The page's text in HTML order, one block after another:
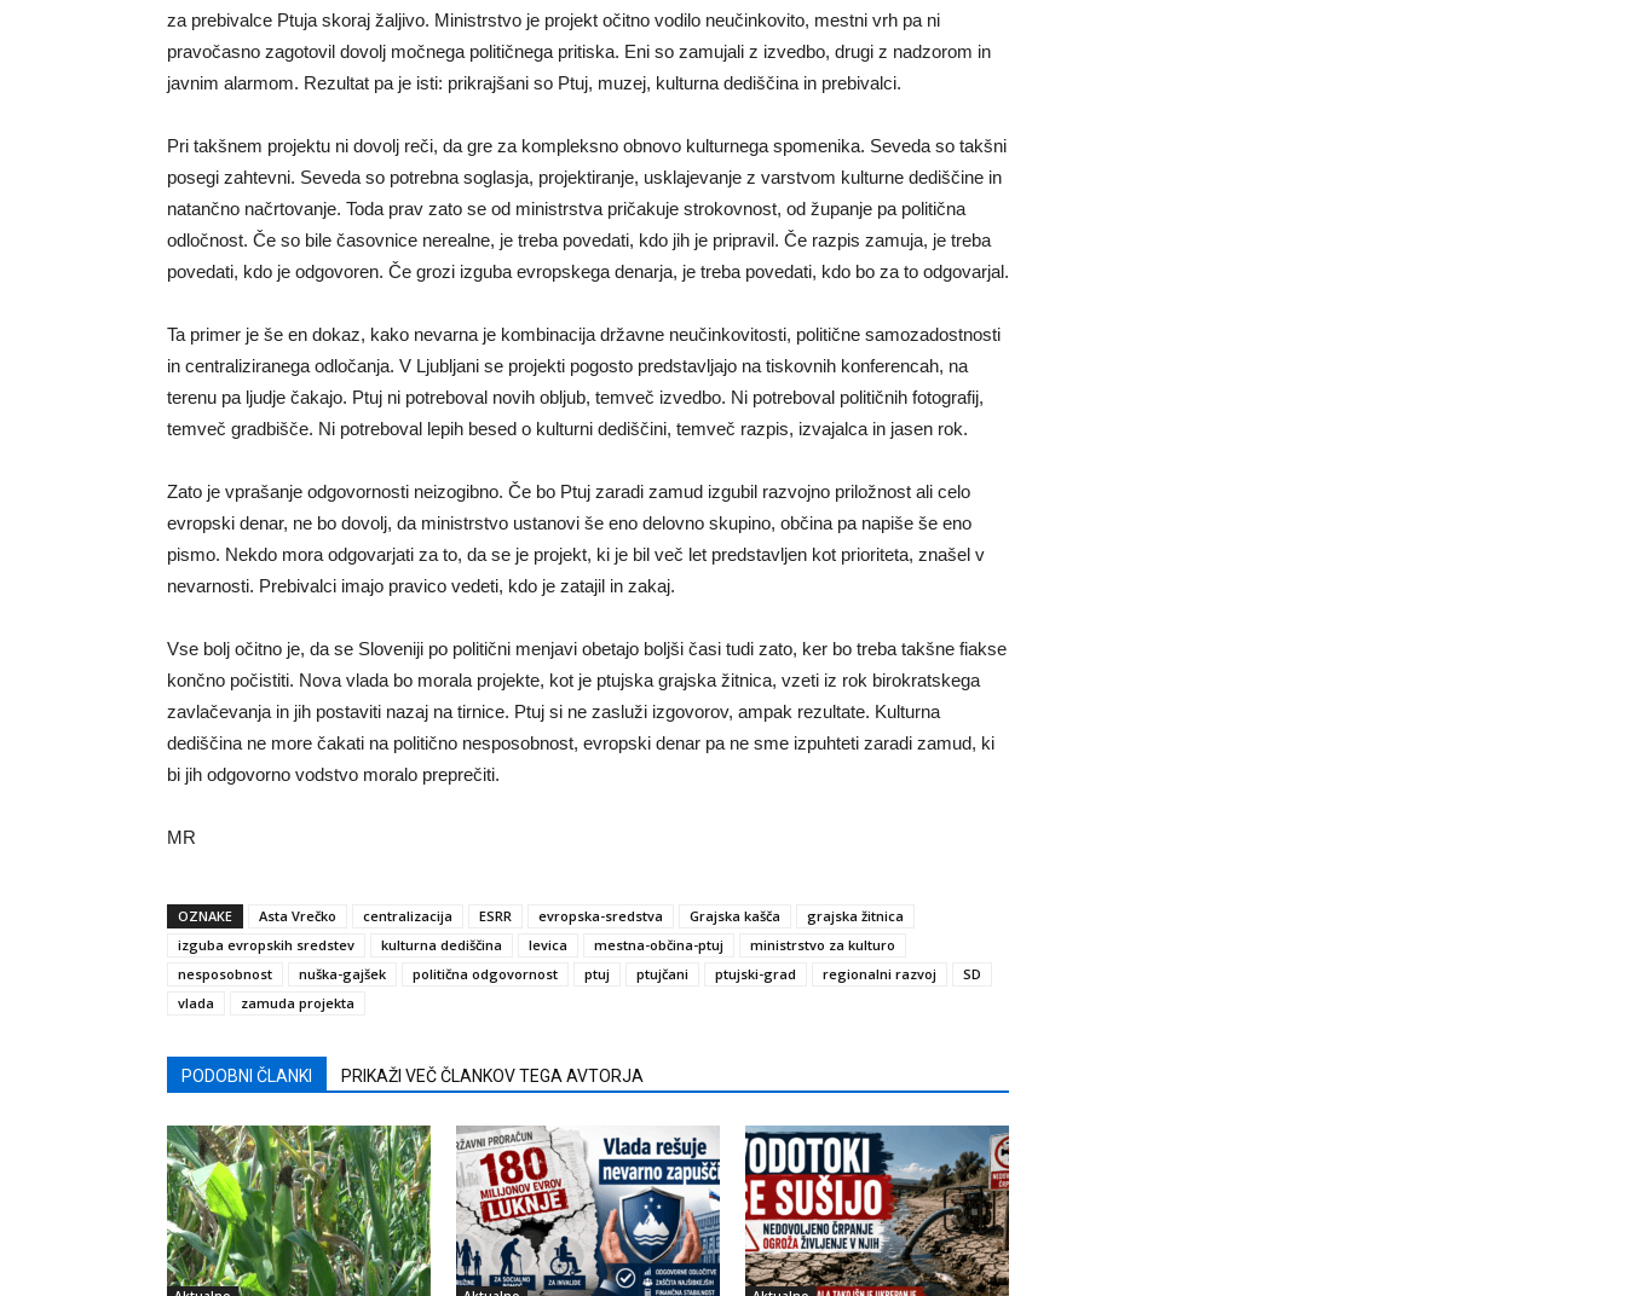
za prebivalce Ptuja skoraj žaljivo. Ministrstvo je projekt očitno vodilo neučinkovito, mestni vrh pa ni
pravočasno zagotovil dovolj močnega političnega pritiska. Eni so zamujali z izvedbo, drugi z nadzorom in
javnim alarmom. Rezultat pa je isti: prikrajšani so Ptuj, muzej, kulturna dediščina in prebivalci.
Pri takšnem projektu ni dovolj reči, da gre za kompleksno obnovo kulturnega spomenika. Seveda so takšni
posegi zahtevni. Seveda so potrebna soglasja, projektiranje, usklajevanje z varstvom kulturne dediščine in
natančno načrtovanje. Toda prav zato se od ministrstva pričakuje strokovnost, od županje pa politična
odločnost. Če so bile časovnice nerealne, je treba povedati, kdo jih je pripravil. Če razpis zamuja, je treba
povedati, kdo je odgovoren. Če grozi izguba evropskega denarja, je treba povedati, kdo bo za to odgovarjal.
Ta primer je še en dokaz, kako nevarna je kombinacija državne neučinkovitosti, politične samozadostnosti
in centraliziranega odločanja. V Ljubljani se projekti pogosto predstavljajo na tiskovnih konferencah, na
terenu pa ljudje čakajo. Ptuj ni potreboval novih obljub, temveč izvedbo. Ni potreboval političnih fotografij,
temveč gradbišče. Ni potreboval lepih besed o kulturni dediščini, temveč razpis, izvajalca in jasen rok.
Zato je vprašanje odgovornosti neizogibno. Če bo Ptuj zaradi zamud izgubil razvojno priložnost ali celo
evropski denar, ne bo dovolj, da ministrstvo ustanovi še eno delovno skupino, občina pa napiše še eno
pismo. Nekdo mora odgovarjati za to, da se je projekt, ki je bil več let predstavljen kot prioriteta, znašel v
nevarnosti. Prebivalci imajo pravico vedeti, kdo je zatajil in zakaj.
Vse bolj očitno je, da se Sloveniji po politični menjavi obetajo boljši časi tudi zato, ker bo treba takšne fiakse
končno počistiti. Nova vlada bo morala projekte, kot je ptujska grajska žitnica, vzeti iz rok birokratskega
zavlačevanja in jih postaviti nazaj na tirnice. Ptuj si ne zasluži izgovorov, ampak rezultate. Kulturna
dediščina ne more čakati na politično nesposobnost, evropski denar pa ne sme izpuhteti zaradi zamud, ki
bi jih odgovorno vodstvo moralo preprečiti.
MR
OZNAKE Asta Vrečko centralizacija ESRR evropska-sredstva Grajska kašča
grajska žitnica
izguba evropskih sredstev
kulturna dediščina levica mestna-občina-ptuj
ministrstvo za kulturo
nesposobnost
nuška-gajšek politična odgovornost ptuj ptujčani ptujski-grad regionalni razvoj
SD
vlada
zamuda projekta
PODOBNI ČLANKI PRIKAŽI VEČ ČLANKOV TEGA AVTORJA